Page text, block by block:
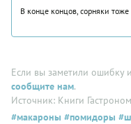
В конце концов, сорняки
Если вы заметили ошибку
сообщите нам.
Источник: Книги
#макароны #помидоры